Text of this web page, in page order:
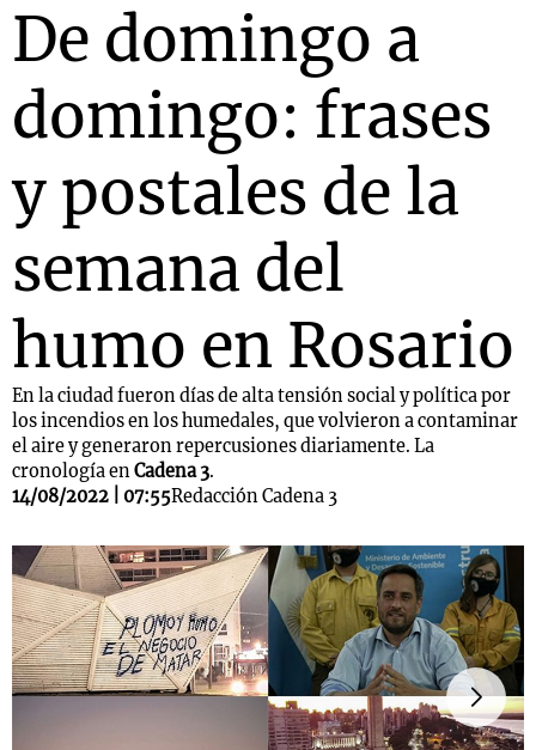
De domingo a
domingo: frases
y postales de la
semana del
humo en Rosario
En la ciudad fueron días de alta tensión social y política por
los incendios en los humedales, que volvieron a contaminar
el aire y generaron repercusiones diariamente. La
cronología enCadena 3.
14/08/2022 | 07:55Redacción Cadena 3